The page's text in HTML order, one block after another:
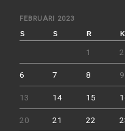
FEBRUARI 2023
S S R K
1 2
6 7 8 9
13 14 15
20 21 22